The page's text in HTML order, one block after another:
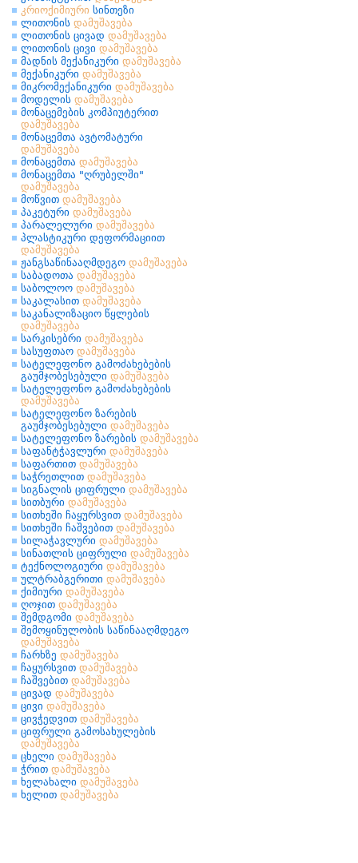
კრიოქიმიური სინთეზი
ლითონის დამუშავება
ლითონის ცივად დამუშავება
ლითონის ცივი დამუშავება
მადნის მექანიკური დამუშავება
მექანიკური დამუშავება
მიკრომექანიკური დამუშავება
მოდელის დამუშავება
მონაცემების კომპიუტერით
დამუშავება
მონაცემთა ავტომატური
დამუშავება
მონაცემთა დამუშავება
მონაცემთა "ღრუბელში"
დამუშავება
მოწვით დამუშავება
პაკეტური დამუშავება
პარალელური დამუშავება
პლასტიკური დეფორმაციით
დამუშავება
ჟანგსაწინააღმდეგო დამუშავება
საბადოთა დამუშავება
საბოლოო დამუშავება
საკალასით დამუშავება
საკანალიზაციო წყლების
დამუშავება
სარკისებრი დამუშავება
სასუფთაო დამუშავება
სატელეფონო გამოძახებების
გაუმჯობესებული დამუშავება
სატელეფონო გამოძახებების
დამუშავება
სატელეფონო ზარების
გაუმჯობესებული დამუშავება
სატელეფონო ზარების დამუშავება
საფანტჭავლური დამუშავება
საფართით დამუშავება
საჭრეთლით დამუშავება
სიგნალის ციფრული დამუშავება
სითბური დამუშავება
სითხეში ჩაყურსვით დამუშავება
სითხეში ჩაშვებით დამუშავება
სილაჭავლური დამუშავება
სინათლის ციფრული დამუშავება
ტექნოლოგიური დამუშავება
ულტრაბგერითი დამუშავება
ქიმიური დამუშავება
ღოჯით დამუშავება
შემდგომი დამუშავება
შემოყინულობის საწინააღმდეგო
დამუშავება
ჩარხზე დამუშავება
ჩაყურსვით დამუშავება
ჩაშვებით დამუშავება
ცივად დამუშავება
ცივი დამუშავება
ცივჭედვით დამუშავება
ციფრული გამოსახულების
დამუშავება
ცხელი დამუშავება
ჭრით დამუშავება
ხელახალი დამუშავება
ხელით დამუშავება